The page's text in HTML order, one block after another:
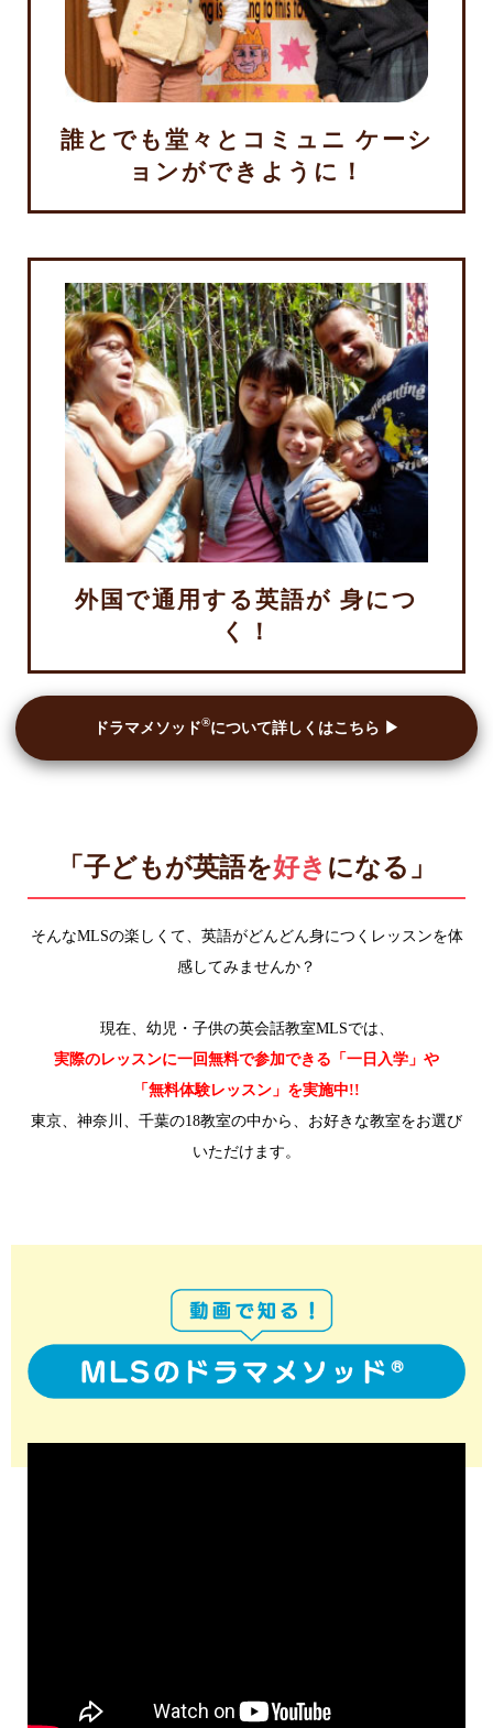
誰とでも堂々とコミュニ ケーシ
ョンができように！
外国で通用する英語が 身につ
く！
ドラマメソッド®について詳しくはこちら ▶︎
「子どもが英語を好き になる」
そんなMLSの楽しくて、英語がどんどん身につくレッスンを体
感してみませんか？
現在、幼児・子供の英会話教室MLSでは、
実際のレッスンに一回無料で参加できる「一日入学」や
「無料体験レッスン」を実施中!!
東京、神奈川、千葉の18教室の中から、お好きな教室をお選び
いただけます。